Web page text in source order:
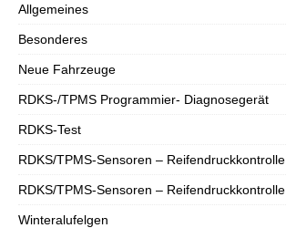
Allgemeines
Besonderes
Neue Fahrzeuge
RDKS-/TPMS Programmier- Diagnosegerät
RDKS-Test
RDKS/TPMS-Sensoren – Reifendruckkontrolle
RDKS/TPMS-Sensoren – Reifendruckkontrolle
Winteralufelgen